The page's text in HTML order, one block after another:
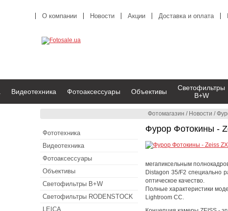
Фотомагазин / Новости /
Фурор Фотокины -
мегапиксельным
Distagon 35/F2 специально
оптическое качество.
Полные характеристики
Lightroom CC.
О компании Новости Акции Доставка и оплата
Видеотехника Фотоаксессуары Объективы
Светофильтры
B+W
Фототехника
Видеотехника
Фотоаксессуары
Объективы
Светофильтры B+W
Светофильтры RODENSTOCK
LEICA